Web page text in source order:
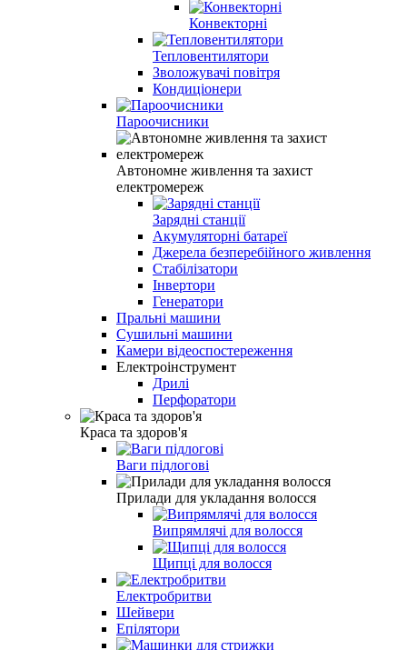
Конвекторні
Тепловентилятори
Зволожувачі повітря
Кондиціонери
Пароочисники
Автономне живлення та захист
електромереж
Зарядні станції
Акумуляторні батареї
Джерела безперебійного живлення
Стабілізатори
Інвертори
Генератори
Пральні машини
Сушильні машини
Камери відеоспостереження
Електроінструмент
Дрилі
Перфоратори
Краса та здоров'я
Ваги підлогові
Прилади для укладання волосся
Випрямлячі для волосся
Щипці для волосся
Електробритви
Шейвери
Епілятори